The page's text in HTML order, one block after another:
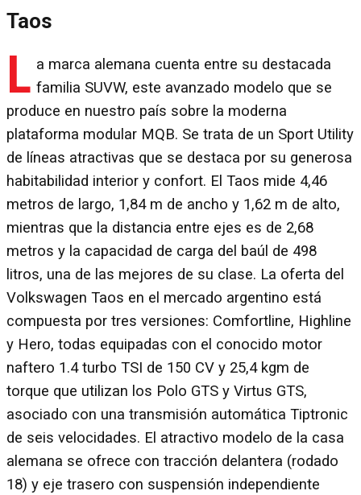
Taos
L a marca alemana cuenta entre su destacada
familia SUVW, este avanzado modelo que se
produce en nuestro país sobre la moderna
plataforma modular MQB. Se trata de un Sport Utility
de líneas atractivas que se destaca por su generosa
habitabilidad interior y confort. El Taos mide 4,46
metros de largo, 1,84 m de ancho y 1,62 m de alto,
mientras que la distancia entre ejes es de 2,68
metros y la capacidad de carga del baúl de 498
litros, una de las mejores de su clase. La oferta del
Volkswagen Taos en el mercado argentino está
compuesta por tres versiones: Comfortline, Highline
y Hero, todas equipadas con el conocido motor
naftero 1.4 turbo TSI de 150 CV y 25,4 kgm de
torque que utilizan los Polo GTS y Virtus GTS,
asociado con una transmisión automática Tiptronic
de seis velocidades. El atractivo modelo de la casa
alemana se ofrece con tracción delantera (rodado
18) y eje trasero con suspensión independiente